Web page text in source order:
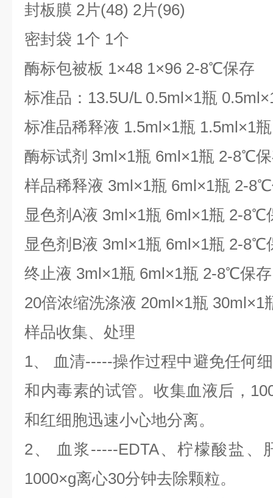
封板膜 2片(48) 2片(96)
密封袋 1个 1个
酶标包被板 1×48 1×96 2-8℃保存
标准品：13.5U/L 0.5ml×1瓶
标准品稀释液 1.5ml×1瓶 1.5ml×1
酶标试剂 3ml×1瓶 6ml×1瓶 2-8℃
样品稀释液 3ml×1瓶 6ml×1瓶 2-
显色剂A液 3ml×1瓶 6ml×1瓶 2-8℃
显色剂B液 3ml×1瓶 6ml×1瓶 2-8℃
终止液 3ml×1瓶 6ml×1瓶 2-8℃保存
20倍浓缩洗涤液 20ml×1瓶
样品收集、处理
1、 血清-----操作过程中避免任何
和内毒素的试管。收集血液后，
和红细胞迅速小心地分离。
2、 血浆-----EDTA、柠檬酸盐、
1000×g离心30分钟去除颗粒。